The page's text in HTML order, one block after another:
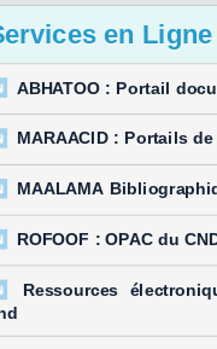
en Ligne
ABHATOO : Portail
MARAACID : Portails
MAALAMA
ROFOOF : OPAC du
Ressources